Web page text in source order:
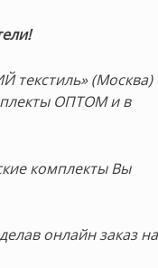
текстиль» (Москва)
ОПТОМ и в
комплекты Вы
онлайн заказ на